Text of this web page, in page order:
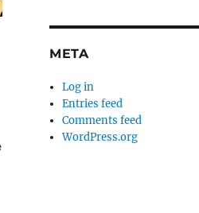
META
Log in
Entries feed
Comments feed
WordPress.org